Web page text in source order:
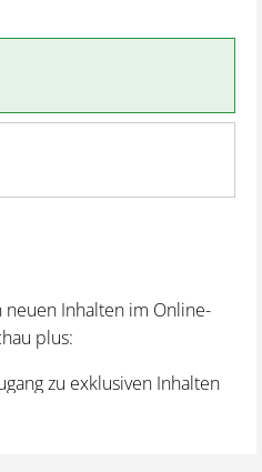
neuen Inhalten im Online-
plus:
zu exklusiven Inhalten
von aktuellen Regelungen
Ruhezeiten,